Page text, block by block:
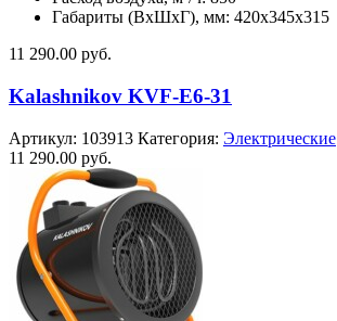
Габариты (ВхШхГ), мм: 420x345x315
11 290.00 руб.
Kalashnikov KVF-E6-31
Артикул: 103913 Категория: Электрические
11 290.00 руб.